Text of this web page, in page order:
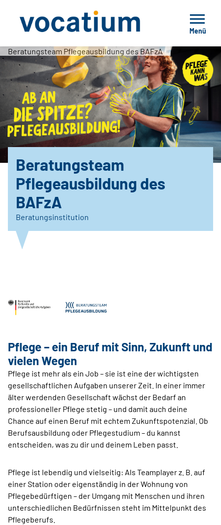
Menü
Beratungsteam Pflegeausbildung des BAFzA
Beratungsteam
Pflegeausbildung des
BAFzA
Beratungsinstitution
Pflege – ein Beruf mit Sinn, Zukunft und
vielen Wegen
Pflege ist mehr als ein Job – sie ist eine der wichtigsten
gesellschaftlichen Aufgaben unserer Zeit. In einer immer
älter werdenden Gesellschaft wächst der Bedarf an
professioneller Pflege stetig – und damit auch deine
Chance auf einen Beruf mit echtem Zukunftspotenzial. Ob
Berufsausbildung oder Pflegestudium – du kannst
entscheiden, was zu dir und deinem Leben passt.
Pflege ist lebendig und vielseitig: Als Teamplayer z. B. auf
einer Station oder eigenständig in der Wohnung von
Pflegebedürftigen – der Umgang mit Menschen und ihren
unterschiedlichen Bedürfnissen steht im Mittelpunkt des
Pflegeberufs.